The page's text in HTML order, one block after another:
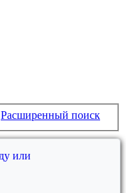
Расширенный поиск